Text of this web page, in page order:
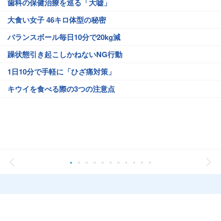
歯科の保健治療を巡る「大嘘」
大食い女子 46キロ体型の秘密
バランスボール毎日10分で20kg減
躁状態引き起こしかねないNG行動
1日10分で手軽に「ひざ痛対策」
キウイを食べる際の3つの注意点